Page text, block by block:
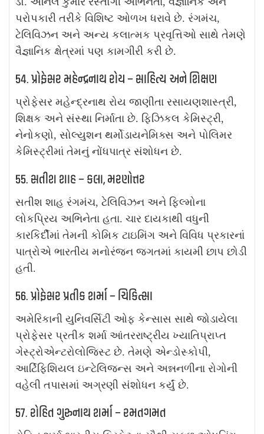
પરોપકારી તરીકે વિશિષ્ટ ઓળખ ધરાવે છે. રંગમંચ,
ટેલિવિઝન અને અન્ય કલાત્મક પ્રવૃત્તિઓ સાથે તેમણે
વૈજ્ઞાનિક ક્ષેત્રમાં પણ કામગીરી કરી છે.
54. પ્રોફેસર મહેન્દ્રનાથ રોય – સાહિત્ય અને શિક્ષણ
પ્રોફેસર મહેન્દ્રનાથ રોય જાણીતા રસાયણશાસ્ત્રી,
શિક્ષક અને સંસ્થા નિર્માતા છે. ફિઝિકલ કેમિસ્ટ્રી,
નેનોકણો, સોલ્યુશન થર્મોડાયનેમિક્સ અને પોલિમર
કેમિસ્ટ્રીમાં તેમનું નોંધપાત્ર સંશોધન છે.
55. સતીશ શાહ – કલા, મરણોત્તર
સતીશ શાહ રંગમંચ, ટેલિવિઝન અને ફિલ્મોના
લોકપ્રિય અભિનેતા હતા. ચાર દાયકાથી વધુની
કારકિર્દીમાં તેમની કોમિક ટાઇમિંગ અને વિવિધ પ્રકારનાં
પાત્રોએ ભારતીય મનોરંજન જગતમાં કાયમી છાપ છોડી
હતી.
56. પ્રોફેસર પ્રતીક શર્મા – ચિકિત્સા
અમેરિકાની યુનિવર્સિટી ઓફ કેન્સાસ સાથે જોડાયેલા
પ્રોફેસર પ્રતીક શર્મા આંતરરાષ્ટ્રીય ખ્યાતિપ્રાપ્ત
ગેસ્ટ્રોએન્ટરોલોજિસ્ટ છે. તેમણે એન્ડોસ્કોપી,
આર્ટિફિશિયલ ઇન્ટેલિજન્સ અને અન્નનળીના રોગોની
વહેલી તપાસમાં અગ્રણી સંશોધન કર્યું છે.
57. રોહિત ગુરુનાથ શર્મા – રમતગમત